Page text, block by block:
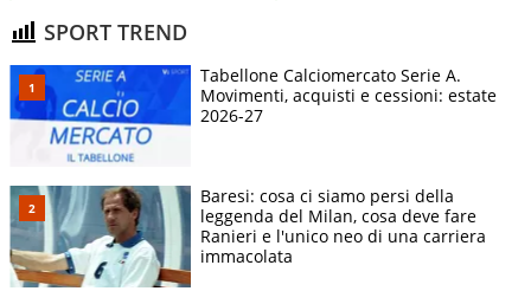
SPORT TREND
Tabellone Calciomercato Serie A.
Movimenti, acquisti e cessioni: estate
2026-27
Baresi: cosa ci siamo persi della
leggenda del Milan, cosa deve fare
Ranieri e l'unico neo di una carriera
immacolata